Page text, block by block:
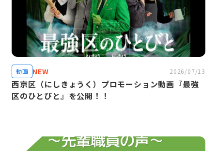
西京区（にしきょうく）プロモーション動画『最強
区のひとびと』を公開！！
動画 NEW 2026/07/13